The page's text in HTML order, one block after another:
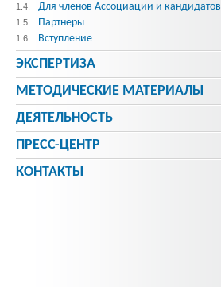
1.4. Для членов Ассоциации и кандидатов
1.5. Партнеры
1.6. Вступление
ЭКСПЕРТИЗА
МЕТОДИЧЕСКИE МАТЕРИАЛЫ
ДЕЯТЕЛЬНОСТЬ
ПРЕСС-ЦЕНТР
КОНТАКТЫ